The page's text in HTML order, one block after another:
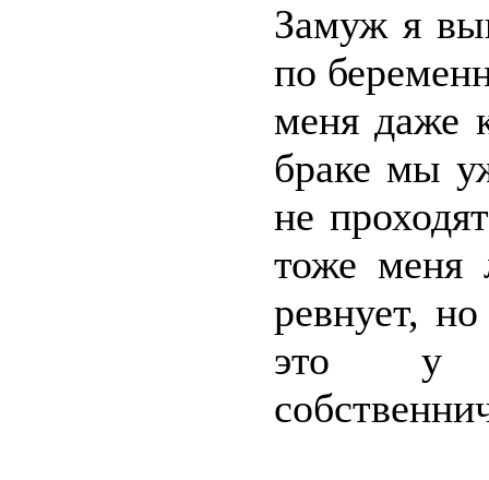
Замуж я
по
меня даже
браке мы
не
тоже меня
ревнует,
это у